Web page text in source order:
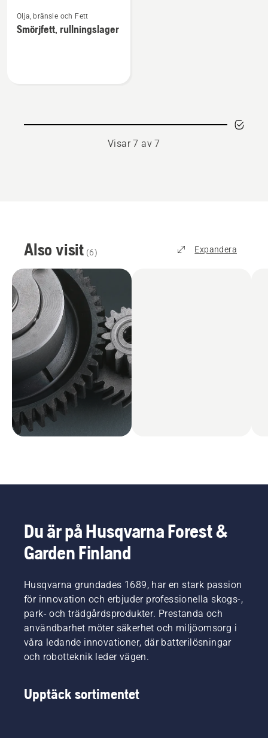
mer
information
Olja, bränsle och Fett
Smörjfett, rullningslager
Visar 7 av 7
Also visit (6) Expandera
Du är på Husqvarna Forest &
Garden Finland
Husqvarna grundades 1689, har en stark passion
för innovation och erbjuder professionella skogs-,
park- och trädgårdsprodukter. Prestanda och
användbarhet möter säkerhet och miljöomsorg i
våra ledande innovationer, där batterilösningar
och robotteknik leder vägen.
Upptäck sortimentet